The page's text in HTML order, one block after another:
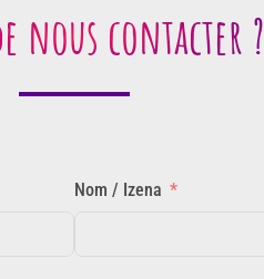
nous contacter ?
Nom / Izena